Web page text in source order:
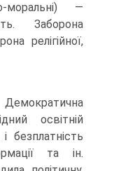
моральні) —
Заборона
релігійної,
освітній
безплатність
та ін.